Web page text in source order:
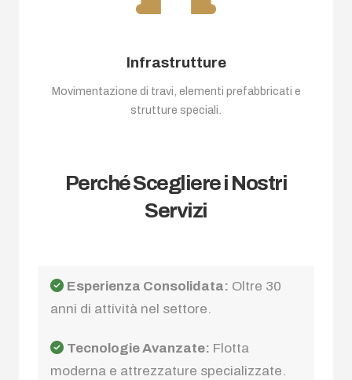
Infrastrutture
Movimentazione di travi, elementi prefabbricati e
strutture speciali.
Perché Scegliere i Nostri
Servizi
Esperienza Consolidata: Oltre 30
anni di attività nel settore.
Tecnologie Avanzate: Flotta
moderna e attrezzature specializzate.